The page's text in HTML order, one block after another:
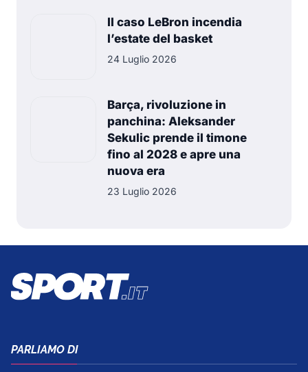
Il caso LeBron incendia
l’estate del basket
24 Luglio 2026
Barça, rivoluzione in
panchina: Aleksander
Sekulic prende il timone
fino al 2028 e apre una
nuova era
23 Luglio 2026
PARLIAMO DI